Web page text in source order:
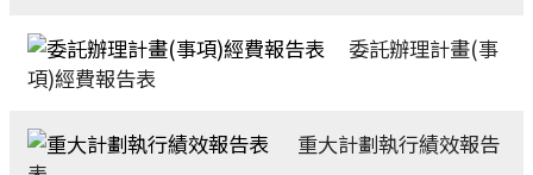
委託辦理計畫(事
項)經費報告表
重大計劃執行績效報告